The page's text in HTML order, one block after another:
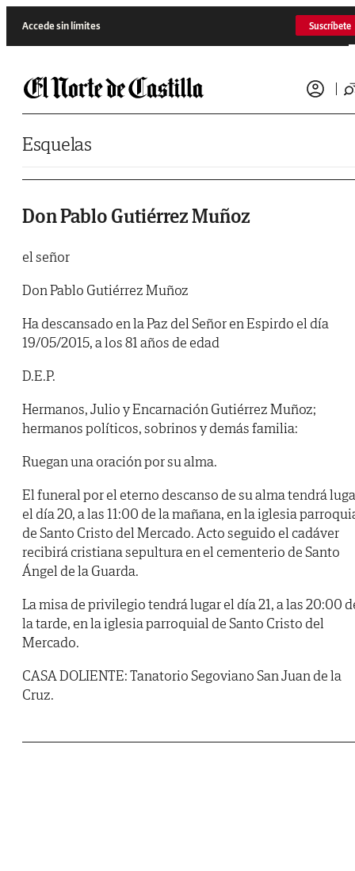
Accede sin límites Suscríbete
Esquelas
Don Pablo Gutiérrez Muñoz
el señor
Don Pablo Gutiérrez Muñoz
Ha descansado en la Paz del Señor en Espirdo el día
19/05/2015, a los 81 años de edad
D.E.P.
Hermanos, Julio y Encarnación Gutiérrez Muñoz;
hermanos políticos, sobrinos y demás familia:
Ruegan una oración por su alma.
El funeral por el eterno descanso de su alma tendrá
el día 20, a las 11:00 de la mañana, en la iglesia
de Santo Cristo del Mercado. Acto seguido el cadáver
recibirá cristiana sepultura en el cementerio de Santo
Ángel de la Guarda.
La misa de privilegio tendrá lugar el día 21, a las 20:00
la tarde, en la iglesia parroquial de Santo Cristo del
Mercado.
CASA DOLIENTE: Tanatorio Segoviano San Juan de la
Cruz.